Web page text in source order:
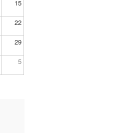
15
22
29
5